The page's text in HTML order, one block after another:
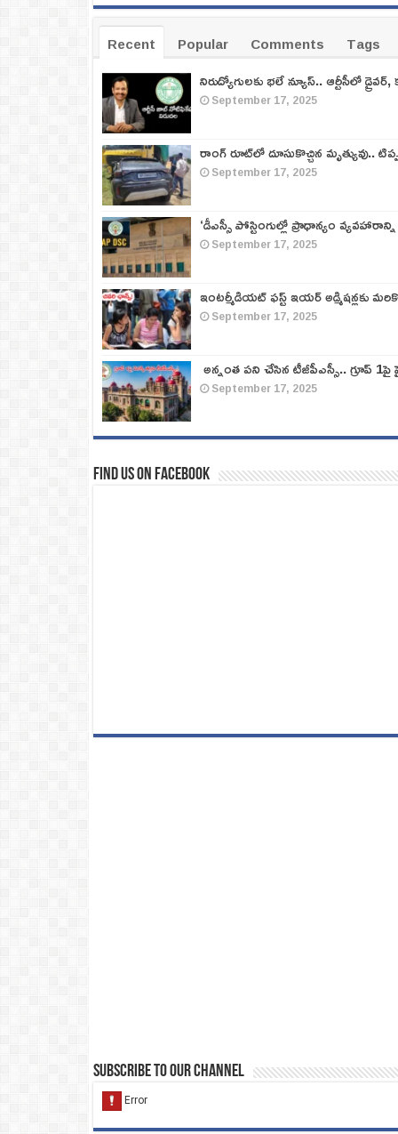
Recent Popular Comments
Tags
నిరుద్యోగులకు భలే న్యూస్.. ఆర్టీసీలో
September 17, 2025
రాంగ్ రూట్‌లో దూసుకొచ్చిన మృత్యువు..
September 17, 2025
‘డీఎస్సీ పోస్టింగుల్లో ప్రాధాన్యం
September 17, 2025
ఇంటర్మీడియట్ ఫస్ట్‌ ఇయర్‌ అడ్మిషన్లకు
September 17, 2025
అన్నంత పని చేసిన టీజీపీఎస్సీ.. గ్రూప్‌
September 17, 2025
Find us on Facebook
Subscribe to our Channel